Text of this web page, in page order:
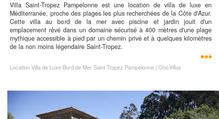
Villa Saint-Tropez Pampelonne est une location de villa de luxe en
Méditerranée, proche des plages les plus recherchées de la Côte d'Azur.
Cette villa au bord de la mer avec piscine et jardin jouit d'un
emplacement rêvé dans un domaine sécurisé à 400 mètres d'une plage
mythique accessible à pied par un chemin privé et à quelques kilomètres
de la non moins légendaire Saint-Tropez.
Location Villa de Luxe Bord de Mer Saint Tropez Pampelonne | ChicVillas